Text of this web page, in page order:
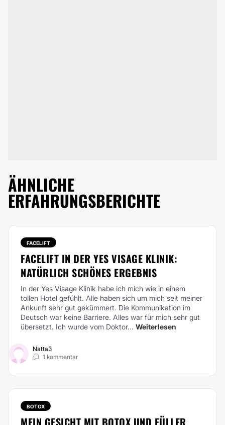
ÄHNLICHE
ERFAHRUNGSBERICHTE
FACELIFT
FACELIFT IN DER YES VISAGE KLINIK:
NATÜRLICH SCHÖNES ERGEBNIS
In der Yes Visage Klinik habe ich mich wie in einem
tollen Hotel gefühlt. Alle haben sich um mich seit meiner
Ankunft sehr gut gekümmert. Die Kommunikation im
Deutsch war keine Barriere. Alles war für mich sehr gut
übersetzt. Ich wurde vom Doktor... Weiterlesen
Natta3
1 kommentar
BOTOX
MEIN GESICHT MIT BOTOX UND FÜLLER